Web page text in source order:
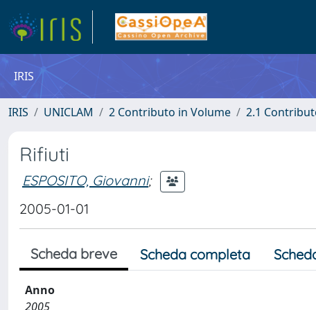
IRIS
IRIS UNICLAM 2 Contributo in Volume 2.1
Rifiuti
ESPOSITO, Giovanni;
2005-01-01
Scheda breve Scheda completa
Anno
2005